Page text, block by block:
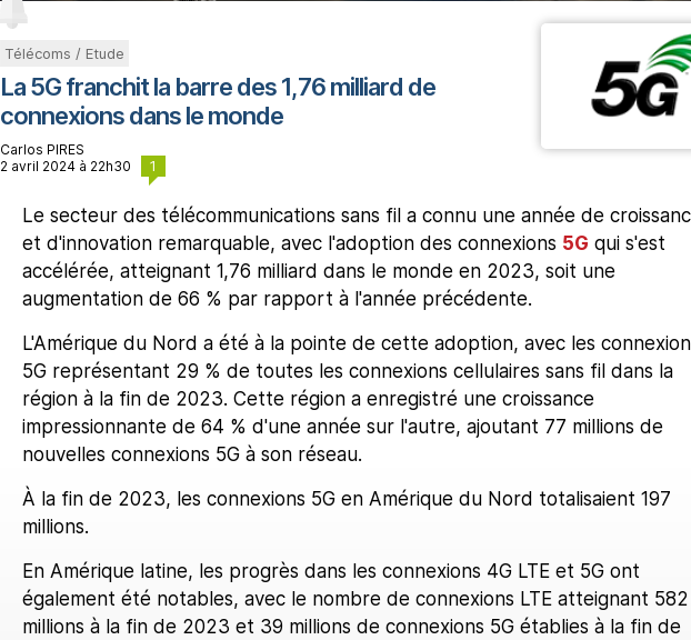
Télécoms / Etude
La 5G franchit la barre des 1,76 milliard de
connexions dans le monde
Carlos PIRES
2 avril 2024 à 22h30
1
Le secteur des télécommunications sans fil a connu une année de
et d'innovation remarquable, avec l'adoption des connexions 5G qui s'est
accélérée, atteignant 1,76 milliard dans le monde en 2023, soit une
augmentation de 66 % par rapport à l'année précédente.
L'Amérique du Nord a été à la pointe de cette adoption, avec les
5G représentant 29 % de toutes les connexions cellulaires sans fil dans la
région à la fin de 2023. Cette région a enregistré une croissance
impressionnante de 64 % d'une année sur l'autre, ajoutant 77 millions de
nouvelles connexions 5G à son réseau.
À la fin de 2023, les connexions 5G en Amérique du Nord totalisaient 197
millions.
En Amérique latine, les progrès dans les connexions 4G LTE et 5G ont
également été notables, avec le nombre de connexions LTE atteignant 582
millions à la fin de 2023 et 39 millions de connexions 5G établies à la fin de